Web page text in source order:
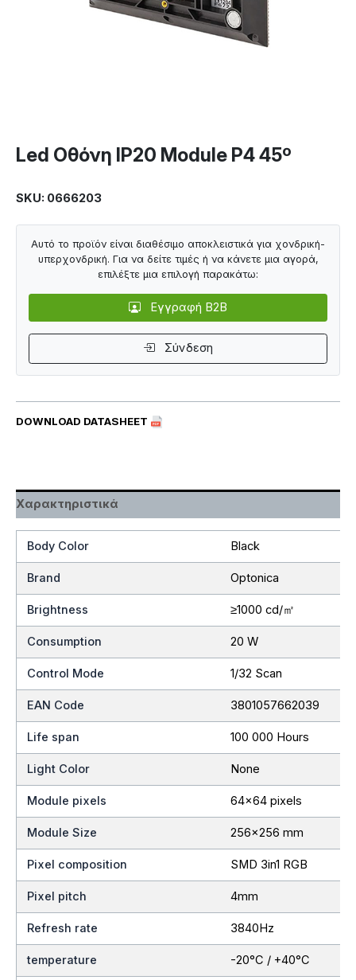
Led Οθόνη IP20 Module P4 45º
SKU: 0666203
DOWNLOAD DATASHEET
Αυτό το προϊόν είναι διαθέσιμο αποκλειστικά για χονδρική-
υπερχονδρική. Για να δείτε τιμές ή να κάνετε μια αγορά,
επιλέξτε μια επιλογή παρακάτω:
Εγγραφή B2B
Σύνδεση
Χαρακτηριστικά
Body Color Black
Brand Optonica
Brightness ≥1000 cd/㎡
Consumption 20 W
Control Mode 1/32 Scan
EAN Code 3801057662039
Life span 100 000 Hours
Light Color None
Module pixels 64×64 pixels
Module Size 256×256 mm
Pixel composition SMD 3in1 RGB
Pixel pitch 4mm
Refresh rate 3840Hz
temperature -20°C / +40°C